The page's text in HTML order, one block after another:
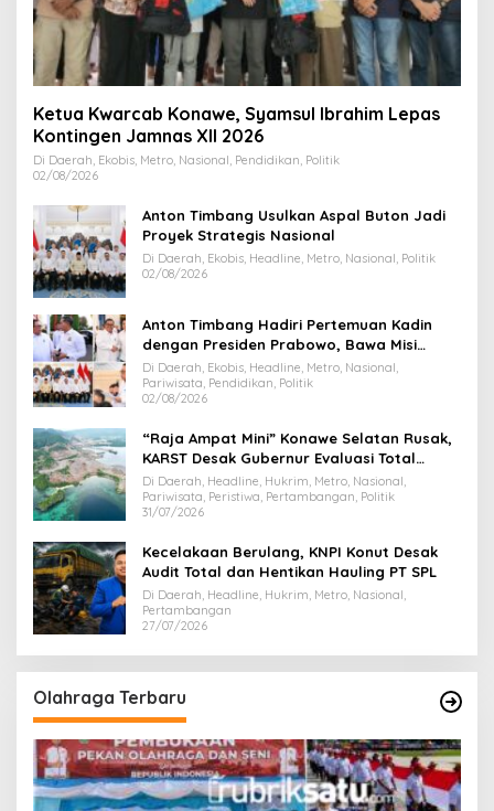
Ketua Kwarcab Konawe, Syamsul Ibrahim Lepas
Kontingen Jamnas XII 2026
Di Daerah, Ekobis, Metro, Nasional, Pendidikan, Politik
02/08/2026
Anton Timbang Usulkan Aspal Buton Jadi
Proyek Strategis Nasional
Di Daerah, Ekobis, Headline, Metro, Nasional, Politik
02/08/2026
Anton Timbang Hadiri Pertemuan Kadin
dengan Presiden Prabowo, Bawa Misi
Majukan Ekonomi Sultra
Di Daerah, Ekobis, Headline, Metro, Nasional,
Pariwisata, Pendidikan, Politik
02/08/2026
“Raja Ampat Mini” Konawe Selatan Rusak,
KARST Desak Gubernur Evaluasi Total
Dispar Sultra
Di Daerah, Headline, Hukrim, Metro, Nasional,
Pariwisata, Peristiwa, Pertambangan, Politik
31/07/2026
Kecelakaan Berulang, KNPI Konut Desak
Audit Total dan Hentikan Hauling PT SPL
Di Daerah, Headline, Hukrim, Metro, Nasional,
Pertambangan
27/07/2026
Olahraga Terbaru